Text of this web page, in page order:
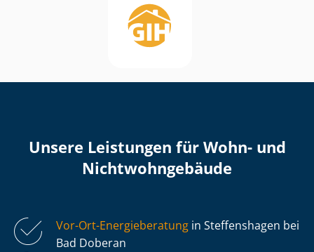
Unsere Leistungen für Wohn- und
Nicht­wohn­ge­bäu­de
Vor-Ort-Energieberatung in Steffenshagen bei
Bad Doberan